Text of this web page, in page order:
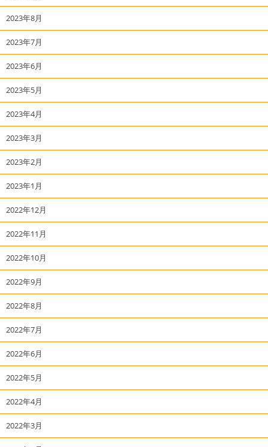
2023年8月
2023年7月
2023年6月
2023年5月
2023年4月
2023年3月
2023年2月
2023年1月
2022年12月
2022年11月
2022年10月
2022年9月
2022年8月
2022年7月
2022年6月
2022年5月
2022年4月
2022年3月